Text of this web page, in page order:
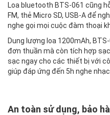
Loa bluetooth BTS-061 cũng
FM, thẻ Micro SD, USB-A để
nghe gọi mọi cuộc đàm thoại
Dung lượng loa 1200mAh,
đơn thuần mà còn tích hợp
sạc ngay cho các thiết bị với
giúp đáp ứng đến 5h nghe
An toàn sử dụng, bảo